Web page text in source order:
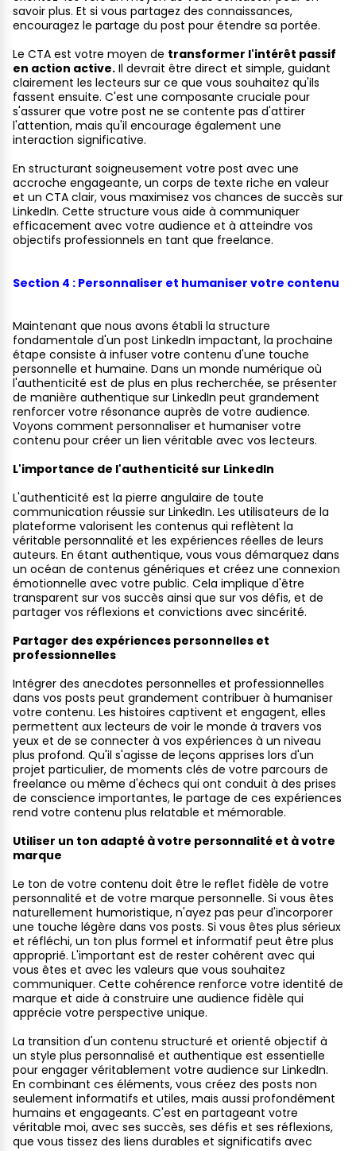
savoir plus. Et si vous partagez des connaissances,
encouragez le partage du post pour étendre sa portée.
Le CTA est votre moyen de transformer l'intérêt passif
en action active. Il devrait être direct et simple, guidant
clairement les lecteurs sur ce que vous souhaitez qu'ils
fassent ensuite. C'est une composante cruciale pour
s'assurer que votre post ne se contente pas d'attirer
l'attention, mais qu'il encourage également une
interaction significative.
En structurant soigneusement votre post avec une
accroche engageante, un corps de texte riche en valeur
et un CTA clair, vous maximisez vos chances de succès sur
LinkedIn. Cette structure vous aide à communiquer
efficacement avec votre audience et à atteindre vos
objectifs professionnels en tant que freelance.
Section 4 : Personnaliser et humaniser votre contenu
Maintenant que nous avons établi la structure
fondamentale d'un post LinkedIn impactant, la prochaine
étape consiste à infuser votre contenu d'une touche
personnelle et humaine. Dans un monde numérique où
l'authenticité est de plus en plus recherchée, se présenter
de manière authentique sur LinkedIn peut grandement
renforcer votre résonance auprès de votre audience.
Voyons comment personnaliser et humaniser votre
contenu pour créer un lien véritable avec vos lecteurs.
L'importance de l'authenticité sur LinkedIn
L'authenticité est la pierre angulaire de toute
communication réussie sur LinkedIn. Les utilisateurs de la
plateforme valorisent les contenus qui reflètent la
véritable personnalité et les expériences réelles de leurs
auteurs. En étant authentique, vous vous démarquez dans
un océan de contenus génériques et créez une connexion
émotionnelle avec votre public. Cela implique d'être
transparent sur vos succès ainsi que sur vos défis, et de
partager vos réflexions et convictions avec sincérité.
Partager des expériences personnelles et
professionnelles
Intégrer des anecdotes personnelles et professionnelles
dans vos posts peut grandement contribuer à humaniser
votre contenu. Les histoires captivent et engagent, elles
permettent aux lecteurs de voir le monde à travers vos
yeux et de se connecter à vos expériences à un niveau
plus profond. Qu'il s'agisse de leçons apprises lors d'un
projet particulier, de moments clés de votre parcours de
freelance ou même d'échecs qui ont conduit à des prises
de conscience importantes, le partage de ces expériences
rend votre contenu plus relatable et mémorable.
Utiliser un ton adapté à votre personnalité et à votre
marque
Le ton de votre contenu doit être le reflet fidèle de votre
personnalité et de votre marque personnelle. Si vous êtes
naturellement humoristique, n'ayez pas peur d'incorporer
une touche légère dans vos posts. Si vous êtes plus sérieux
et réfléchi, un ton plus formel et informatif peut être plus
approprié. L'important est de rester cohérent avec qui
vous êtes et avec les valeurs que vous souhaitez
communiquer. Cette cohérence renforce votre identité de
marque et aide à construire une audience fidèle qui
apprécie votre perspective unique.
La transition d'un contenu structuré et orienté objectif à
un style plus personnalisé et authentique est essentielle
pour engager véritablement votre audience sur LinkedIn.
En combinant ces éléments, vous créez des posts non
seulement informatifs et utiles, mais aussi profondément
humains et engageants. C'est en partageant votre
véritable moi, avec ses succès, ses défis et ses réflexions,
que vous tissez des liens durables et significatifs avec